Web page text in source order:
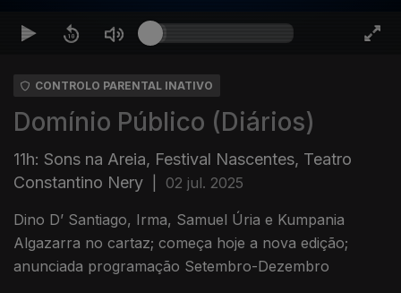
CONTROLO PARENTAL INATIVO
Domínio Público (Diários)
11h: Sons na Areia, Festival Nascentes, Teatro
Constantino Nery
02 jul. 2025
Dino D’ Santiago, Irma, Samuel Úria e Kumpania
Algazarra no cartaz; começa hoje a nova edição;
anunciada programação Setembro-Dezembro